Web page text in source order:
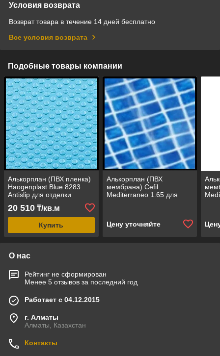
Условия возврата
Возврат товара в течение 14 дней бесплатно
Все условия возврата
Подобные товары компании
Алькорплан (ПВХ пленка)
Haogenplast Blue 8283
Antislip для отделки
бассейна
(противоскользящая
голубая)
20 510 ₸/кв.м
Купить
Алькорплан (ПВХ
мембрана) Cefil
Mediterraneo 1.65 для
Цену уточняйте
О нас
Рейтинг не сформирован
Менее 5 отзывов за последний год
Работает с 04.12.2015
г. Алматы
Алматы, Казахстан
Контакты